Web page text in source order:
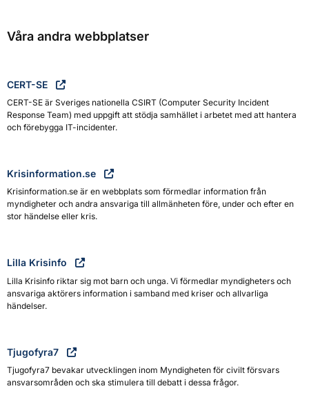
Våra andra webbplatser
CERT-SE
CERT-SE är Sveriges nationella CSIRT (Computer Security Incident
Response Team) med uppgift att stödja samhället i arbetet med att hantera
och förebygga IT-incidenter.
Krisinformation.se
Krisinformation.se är en webbplats som förmedlar information från
myndigheter och andra ansvariga till allmänheten före, under och efter en
stor händelse eller kris.
Lilla Krisinfo
Lilla Krisinfo riktar sig mot barn och unga. Vi förmedlar myndigheters och
ansvariga aktörers information i samband med kriser och allvarliga
händelser.
Tjugofyra7
Tjugofyra7 bevakar utvecklingen inom Myndigheten för civilt försvars
ansvarsområden och ska stimulera till debatt i dessa frågor.